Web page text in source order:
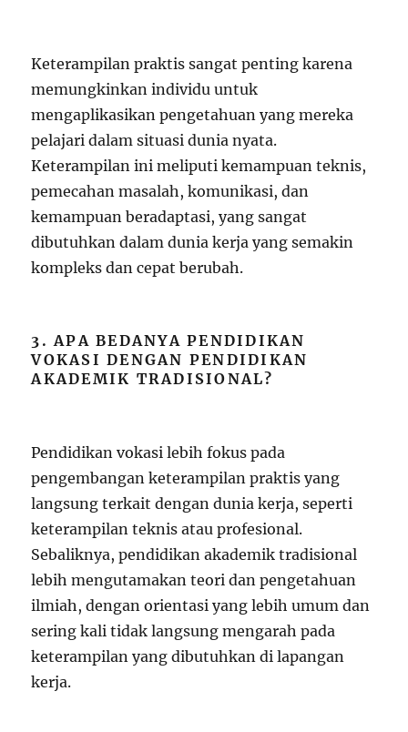
Keterampilan praktis sangat penting karena
memungkinkan individu untuk
mengaplikasikan pengetahuan yang mereka
pelajari dalam situasi dunia nyata.
Keterampilan ini meliputi kemampuan teknis,
pemecahan masalah, komunikasi, dan
kemampuan beradaptasi, yang sangat
dibutuhkan dalam dunia kerja yang semakin
kompleks dan cepat berubah.
3. APA BEDANYA PENDIDIKAN
VOKASI DENGAN PENDIDIKAN
AKADEMIK TRADISIONAL?
Pendidikan vokasi lebih fokus pada
pengembangan keterampilan praktis yang
langsung terkait dengan dunia kerja, seperti
keterampilan teknis atau profesional.
Sebaliknya, pendidikan akademik tradisional
lebih mengutamakan teori dan pengetahuan
ilmiah, dengan orientasi yang lebih umum dan
sering kali tidak langsung mengarah pada
keterampilan yang dibutuhkan di lapangan
kerja.